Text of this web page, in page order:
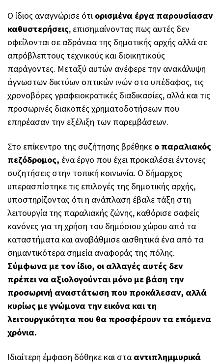
Ο ίδιος αναγνώρισε ότι ορισμένα έργα παρουσίασαν
καθυστερήσεις, επισημαίνοντας πως αυτές δεν
οφείλονται σε αδράνεια της δημοτικής αρχής αλλά σε
απρόβλεπτους τεχνικούς και διοικητικούς
παράγοντες. Μεταξύ αυτών ανέφερε την ανακάλυψη
άγνωστων δικτύων οπτικών ινών στο υπέδαφος, τις
χρονοβόρες γραφειοκρατικές διαδικασίες, αλλά και τις
προσωρινές διακοπές χρηματοδοτήσεων που
επηρέασαν την εξέλιξη των παρεμβάσεων.
Στο επίκεντρο της συζήτησης βρέθηκε ο παραλιακός
πεζόδρομος, ένα έργο που έχει προκαλέσει έντονες
συζητήσεις στην τοπική κοινωνία. Ο δήμαρχος
υπερασπίστηκε τις επιλογές της δημοτικής αρχής,
υποστηρίζοντας ότι η ανάπλαση έβαλε τάξη στη
λειτουργία της παραλιακής ζώνης, καθόρισε σαφείς
κανόνες για τη χρήση του δημόσιου χώρου από τα
καταστήματα και αναβάθμισε αισθητικά ένα από τα
σημαντικότερα σημεία αναφοράς της πόλης.
Σύμφωνα με τον ίδιο, οι αλλαγές αυτές δεν
πρέπει να αξιολογούνται μόνο με βάση την
προσωρινή αναστάτωση που προκάλεσαν, αλλά
κυρίως με γνώμονα την εικόνα και τη
λειτουργικότητα που θα προσφέρουν τα επόμενα
χρόνια.
Ιδιαίτερη έμφαση δόθηκε και στααντιπλημμυρικά